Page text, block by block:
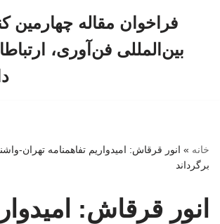
فراخوان مقاله چهارمین
بین‌المللی فن‌آوری،
خانه » انور قرقاش: امیدواریم تفاهمنامه تهران-
برگرداند
انور قرقاش: